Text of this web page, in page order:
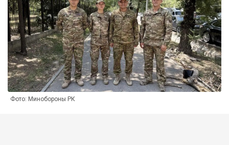
Фото: Минобороны РК